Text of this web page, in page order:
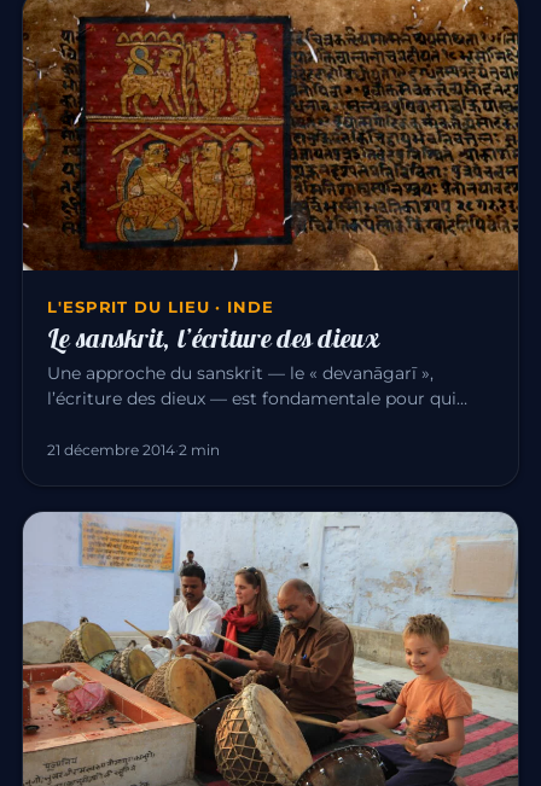
L'ESPRIT DU LIEU · INDE
Le sanskrit, l’écriture des dieux
Une approche du sanskrit — le « devanāgarī »,
l’écriture des dieux — est fondamentale pour qui
21 décembre 2014·2 min